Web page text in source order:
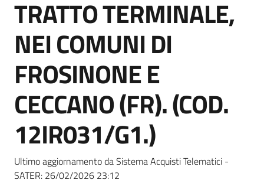
site
Seguici
su
TRATTO TERMINALE,
NEI COMUNI DI
FROSINONE E
CECCANO (FR). (COD.
12IR031/G1.)
Ultimo aggiornamento da Sistema Acquisti Telematici -
SATER: 26/02/2026 23:12